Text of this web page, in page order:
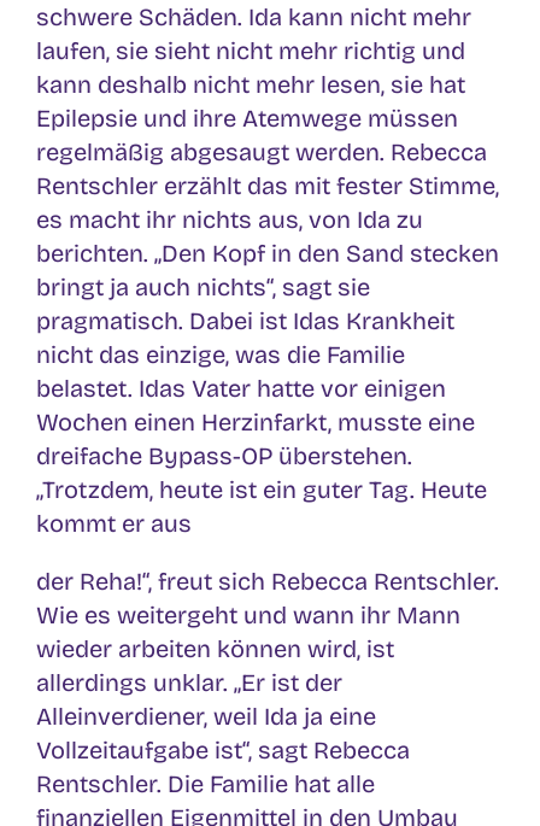
schwere Schäden. Ida kann nicht mehr
laufen, sie sieht nicht mehr richtig und
kann deshalb nicht mehr lesen, sie hat
Epilepsie und ihre Atemwege müssen
regelmäßig abgesaugt werden. Rebecca
Rentschler erzählt das mit fester Stimme,
es macht ihr nichts aus, von Ida zu
berichten. „Den Kopf in den Sand stecken
bringt ja auch nichts“, sagt sie
pragmatisch. Dabei ist Idas Krankheit
nicht das einzige, was die Familie
belastet. Idas Vater hatte vor einigen
Wochen einen Herzinfarkt, musste eine
dreifache Bypass-OP überstehen.
„Trotzdem, heute ist ein guter Tag. Heute
kommt er aus
der Reha!“, freut sich Rebecca Rentschler.
Wie es weitergeht und wann ihr Mann
wieder arbeiten können wird, ist
allerdings unklar. „Er ist der
Alleinverdiener, weil Ida ja eine
Vollzeitaufgabe ist“, sagt Rebecca
Rentschler. Die Familie hat alle
finanziellen Eigenmittel in den Umbau